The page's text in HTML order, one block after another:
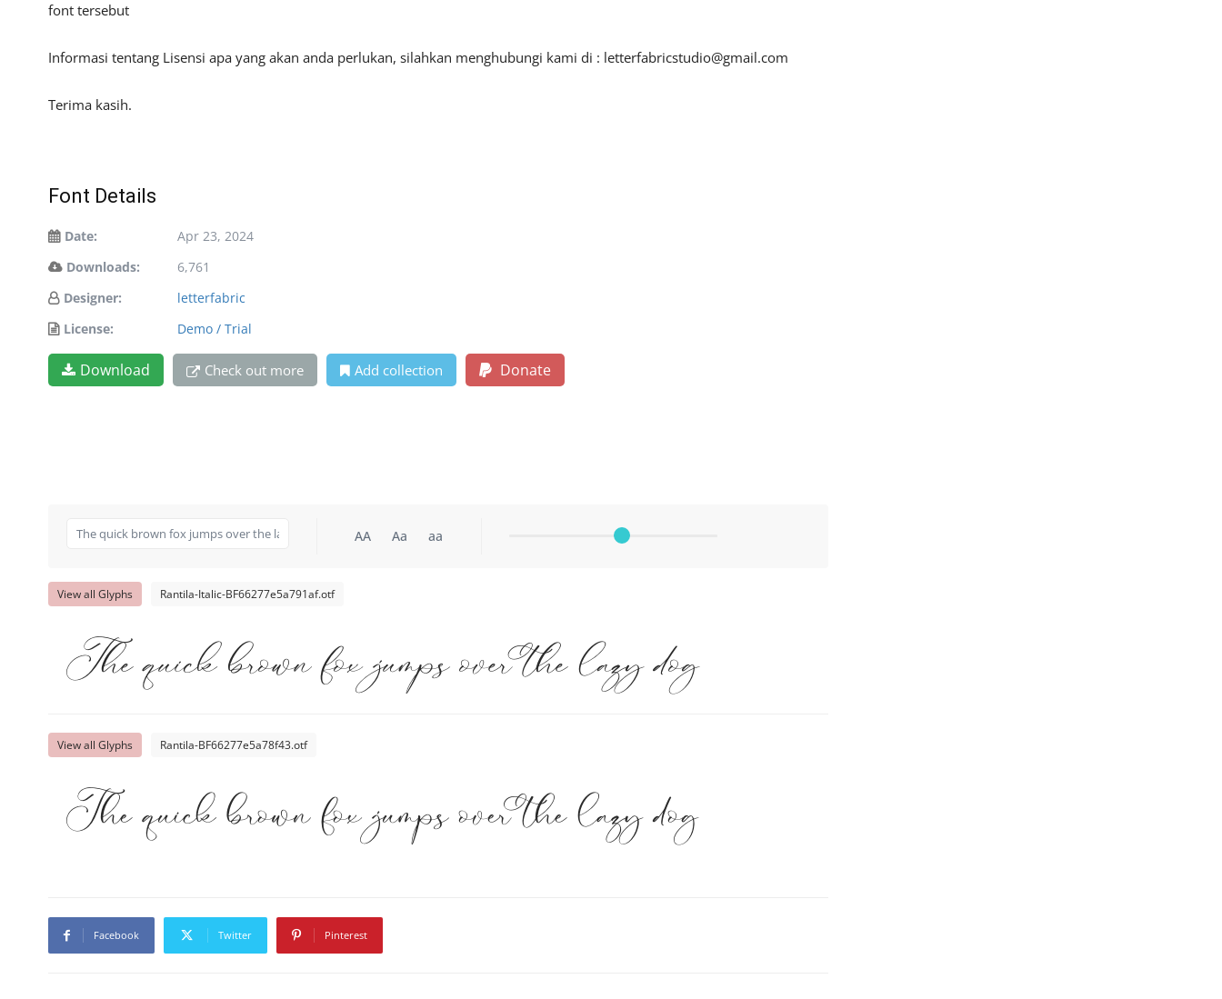
font tersebut
Informasi tentang Lisensi apa yang akan anda perlukan, silahkan menghubungi kami di : letterfabricstudio@gmail.com
Terima kasih.
Font Details
Date:
Apr 23, 2024
Downloads:
6,761
Designer:
letterfabric
License:
Demo / Trial
Download Check out more Add collection Donate
AA Aa aa
View all Glyphs Rantila-Italic-BF66277e5a791af.otf
The quick brown fox jumps over the lazy dog
View all Glyphs Rantila-BF66277e5a78f43.otf
The quick brown fox jumps over the lazy dog
Facebook Twitter Pinterest